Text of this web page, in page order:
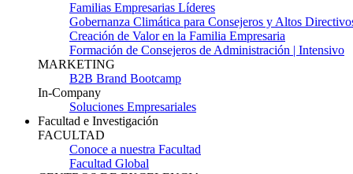
Familias Empresarias Líderes
Gobernanza Climática para Consejeros y Altos
Creación de Valor en la Familia Empresaria
Formación de Consejeros de Administración | Intensivo
MARKETING
B2B Brand Bootcamp
In-Company
Soluciones Empresariales
Facultad e Investigación
FACULTAD
Conoce a nuestra Facultad
Facultad Global